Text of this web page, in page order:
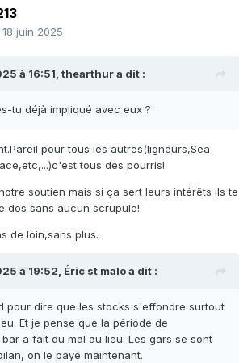
juin 2025
à 16:51, thearthura dit :
tu déjà impliqué avec eux ?
pour tous les autres(ligneurs,Sea
tous des pourris!
soutien mais si ça sert leurs intérêts ils te
dos sans aucun scrupule!
de loin,sans plus.
à 19:52, Éric st maloa dit :
pour dire que les stocks s'effondre surtout
Et je pense que la période de
a fait du mal au lieu. Les gars se sont
on le paye maintenant.